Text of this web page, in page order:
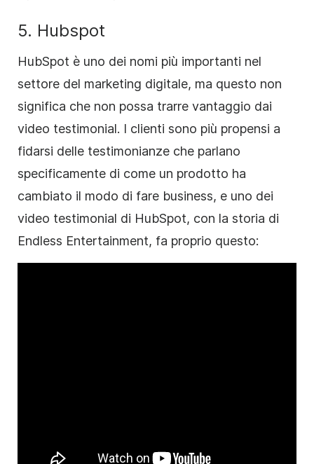
5. Hubspot
HubSpot è uno dei nomi più importanti nel
settore del marketing digitale, ma questo non
significa che non possa trarre vantaggio dai
video testimonial. I clienti sono più propensi a
fidarsi delle testimonianze che parlano
specificamente di come un prodotto ha
cambiato il modo di fare business, e uno dei
video testimonial di HubSpot, con la storia di
Endless Entertainment, fa proprio questo: